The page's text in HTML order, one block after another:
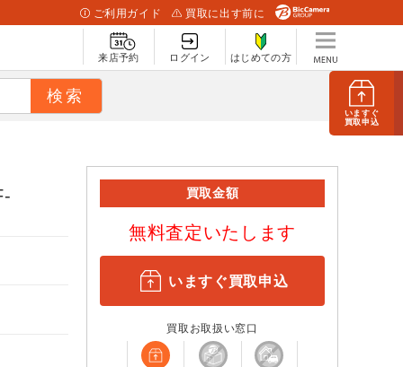
いますぐ
買取申込
ご利用ガイド 買取に出す前に
来店予約 ログイン はじめての方
買取金額
無料査定いたします
いますぐ買取申込
買取お取扱い窓口